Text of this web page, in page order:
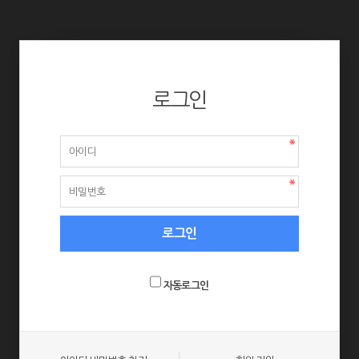
로그인
자동로그인